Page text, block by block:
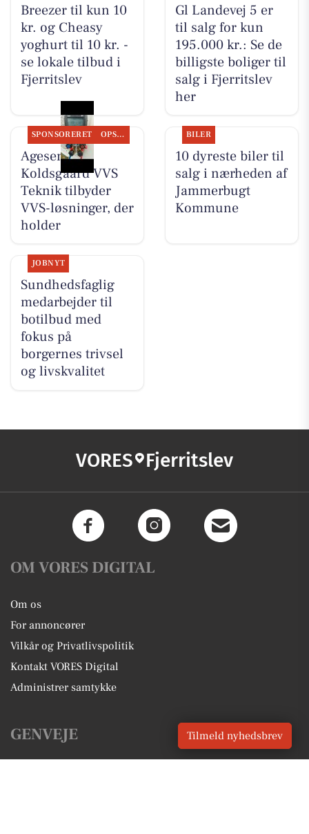
Breezer til kun 10
kr. og Cheasy
yoghurt til 10 kr. -
se lokale tilbud i
Fjerritslev
Gl Landevej 5 er
til salg for kun
195.000 kr.: Se de
billigste boliger til
salg i Fjerritslev
her
SPONSORERET OPSLAGSTAVLEN
Agesen &
Koldsgaard VVS
Teknik tilbyder
VVS-løsninger, der
holder
BILER
10 dyreste biler til
salg i nærheden af
Jammerbugt
Kommune
JOBNYT
Sundhedsfaglig
medarbejder til
botilbud med
fokus på
borgernes trivsel
og livskvalitet
VORES Fjerritslev
OM VORES DIGITAL
Om os
For annoncører
Vilkår og Privatlivspolitik
Kontakt VORES Digital
Administrer samtykke
GENVEJE Tilmeld nyhedsbrev